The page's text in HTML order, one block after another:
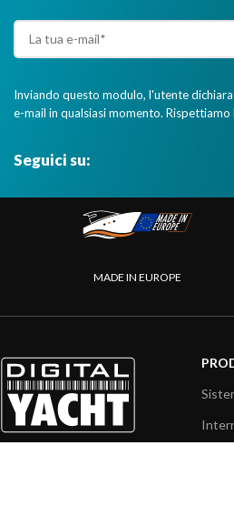
Inviando questo modulo, l'utente
e-mail in qualsiasi momento.
Seguici su:
MADE IN EUROPE